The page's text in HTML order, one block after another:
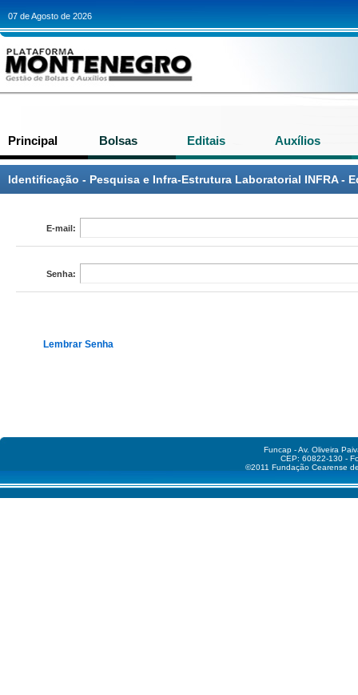
Funcap - Av. Oliveira
CEP: 60822-130 -
©2011 Fundação Cearense